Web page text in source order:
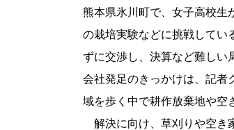
熊本県氷川町で、女子高校生
の栽培実験などに挑戦してい
ずに交渉し、決算など難しい
会社発足のきっかけは、記者
域を歩く中で耕作放棄地や空
解決に向け、草刈りや空き